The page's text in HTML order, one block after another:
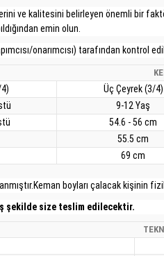
ve kalitesini belirleyen önemli bir
emin olun.
onarımcısı) tarafından kontrol
Üç Çeyrek (3/4)
9-12 Yaş
54.6 - 56 cm
55.5 cm
69 cm
boyları çalacak kişinin
şekilde size teslim edilecektir.